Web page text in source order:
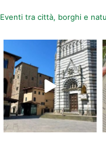
Eventi tra città, borghi e